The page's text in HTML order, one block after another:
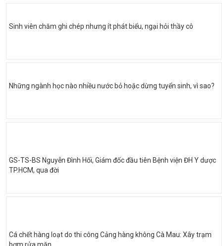
Sinh viên chăm ghi chép nhưng ít phát biểu, ngại hỏi thầy cô
Những ngành học nào nhiều nước bỏ hoặc dừng tuyển sinh, vì sao?
GS-TS-BS Nguyễn Đình Hối, Giám đốc đầu tiên Bệnh viện ĐH Y dược
TP.HCM, qua đời
Cá chết hàng loạt do thi công Cảng hàng không Cà Mau: Xây trạm
bơm rửa mặn